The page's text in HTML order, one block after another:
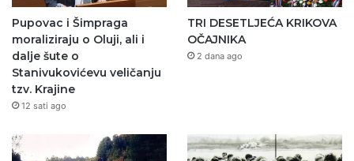
Pupovac i Šimpraga
moraliziraju o Oluji, ali i
dalje šute o
Stanivukovićevu veličanju
tzv. Krajine
12 sati ago
TRI DESETLJEĆA KRIKOVA
OČAJNIKA
2 dana ago